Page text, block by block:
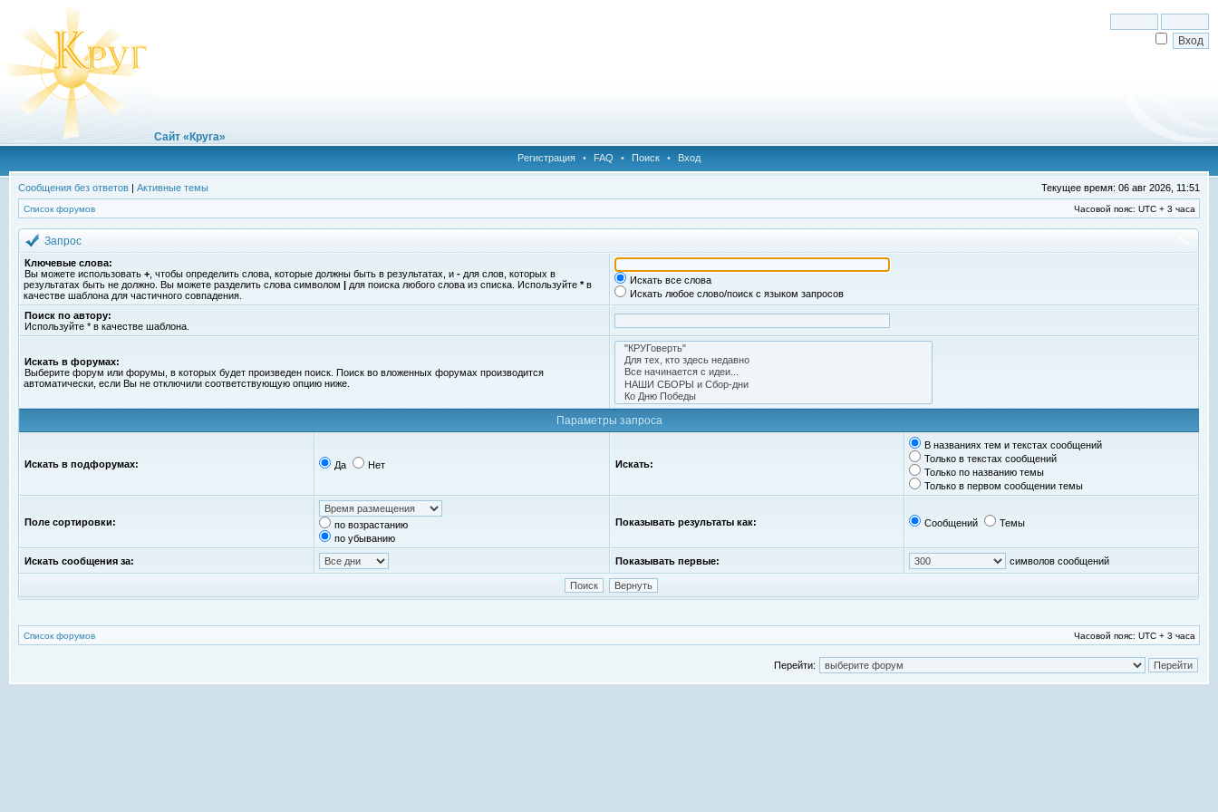
Сайт «Круга»
Регистрация • FAQ • Поиск • Вход
Сообщения без ответов | Активные темы Текущее время: 06 авг 2026, 11:51
Список форумов Часовой пояс: UTC + 3 часа
Запрос
Ключевые слова:
Вы можете использовать + , чтобы определить слова, которые должны быть в результатах, и - для слов, которых в
результатах быть не должно. Вы можете разделить слова символом | для поиска любого слова из списка. Используйте *в
качестве шаблона для частичного совпадения.
Искать все слова
Искать любое слово/поиск с языком запросов
Поиск по автору:
Используйте * в качестве шаблона.
Искать в форумах:
Выберите форум или форумы, в которых будет произведен поиск. Поиск во вложенных форумах производится
автоматически, если Вы не отключили соответствующую опцию ниже.
Параметры запроса
Искать в подфорумах: Да Нет Искать:
В названиях тем и текстах сообщений
Только в текстах сообщений
Только по названию темы
Только в первом сообщении темы
Поле сортировки:
по возрастанию
по убыванию
Показывать результаты как: Сообщений Темы
Искать сообщения за: Показывать первые: символов сообщений
Список форумов Часовой пояс: UTC + 3 часа
Перейти: